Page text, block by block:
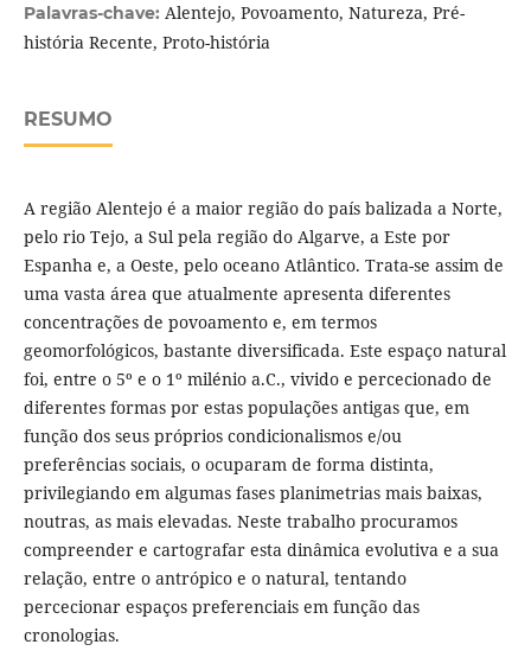
Palavras-chave: Alentejo, Povoamento, Natureza, Pré-
história Recente, Proto-história
RESUMO
A região Alentejo é a maior região do país balizada a Norte,
pelo rio Tejo, a Sul pela região do Algarve, a Este por
Espanha e, a Oeste, pelo oceano Atlântico. Trata-se assim de
uma vasta área que atualmente apresenta diferentes
concentrações de povoamento e, em termos
geomorfológicos, bastante diversificada. Este espaço natural
foi, entre o 5º e o 1º milénio a.C., vivido e percecionado de
diferentes formas por estas populações antigas que, em
função dos seus próprios condicionalismos e/ou
preferências sociais, o ocuparam de forma distinta,
privilegiando em algumas fases planimetrias mais baixas,
noutras, as mais elevadas. Neste trabalho procuramos
compreender e cartografar esta dinâmica evolutiva e a sua
relação, entre o antrópico e o natural, tentando
percecionar espaços preferenciais em função das
cronologias.